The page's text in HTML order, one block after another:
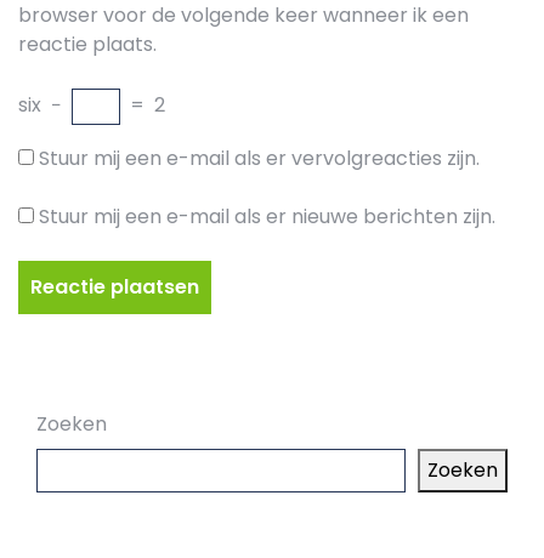
browser voor de volgende keer wanneer ik een
reactie plaats.
six − = 2
Stuur mij een e-mail als er vervolgreacties zijn.
Stuur mij een e-mail als er nieuwe berichten zijn.
Zoeken
Zoeken